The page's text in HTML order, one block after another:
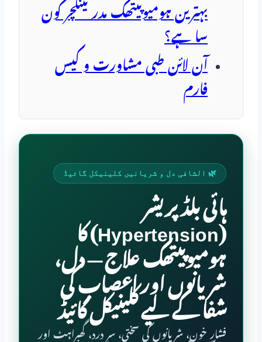
بہترین ہومیوپیتھک مدر ٹینکچر کون
سا ہے؟
آن لائن طبی مشاورت و کیس
فارم
🌿 الشافی دل و شریانیں کلینیکل گائیڈ
ہائی بلڈ پریشر
(Hypertension) کا
ہومیوپیتھک علاج — دل،
شریانوں اور اعصاب کی
شفا کے لیے کلینیکل گائیڈ
فشارِ خون، شریانوں کی سختی، سر درد، گھبراہٹ اور